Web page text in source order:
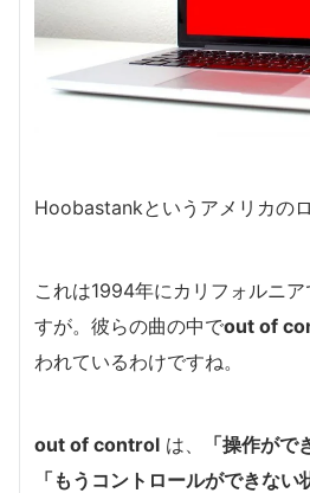
Hoobastankというアメリカのロ
これは1994年にカリフォルニ
すが。 彼らの曲の中でout of
われているわけですね。
out of control は、
「操作がで
「もうコントロールができない